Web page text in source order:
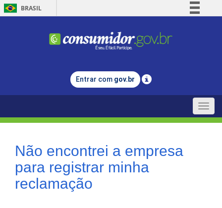
BRASIL
Comunica BR
Legislação
Entrar com gov.br
Toggle
Não encontrei a empresa
para registrar minha
reclamação